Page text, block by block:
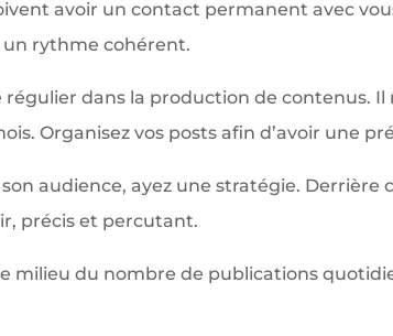
avoir un contact permanent avec
rythme cohérent.
dans la production de contenus. Il
Organisez vos posts afin d’avoir une
audience, ayez une stratégie.
précis et percutant.
milieu du nombre de publications